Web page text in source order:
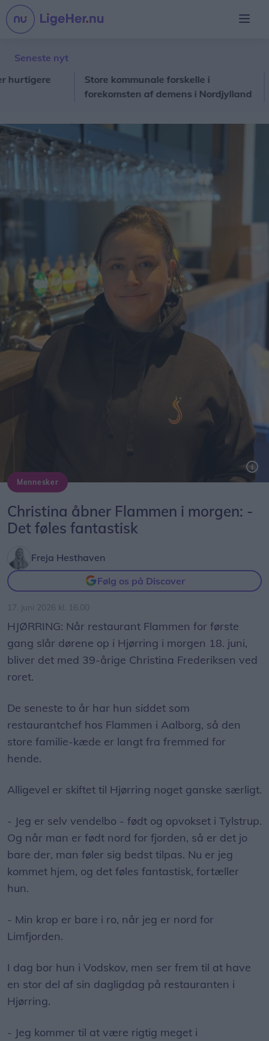
Seneste nyt
Store kommunale forskelle i
forekomsten af demens i Nordjylland
Mennesker
Christina åbner Flammen i morgen: -
Det føles fantastisk
Freja Hesthaven
Følg os på Discover
17. juni 2026 kl. 16.00
HJØRRING: Når restaurant Flammen for første
gang slår dørene op i Hjørring i morgen 18. juni,
bliver det med 39-årige Christina Frederiksen ved
roret.
De seneste to år har hun siddet som
restaurantchef hos Flammen i Aalborg, så den
store familie-kæde er langt fra fremmed for
hende.
Alligevel er skiftet til Hjørring noget ganske særligt.
- Jeg er selv vendelbo - født og opvokset i Tylstrup.
Og når man er født nord for fjorden, så er det jo
bare der, man føler sig bedst tilpas. Nu er jeg
kommet hjem, og det føles fantastisk, fortæller
hun.
- Min krop er bare i ro, når jeg er nord for
Limfjorden.
I dag bor hun i Vodskov, men ser frem til at have
en stor del af sin dagligdag på restauranten i
Hjørring.
- Jeg kommer til at være rigtig meget i